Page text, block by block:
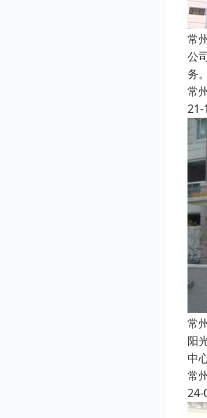
常
公
务
常
21-
常
阳
中
常
24-